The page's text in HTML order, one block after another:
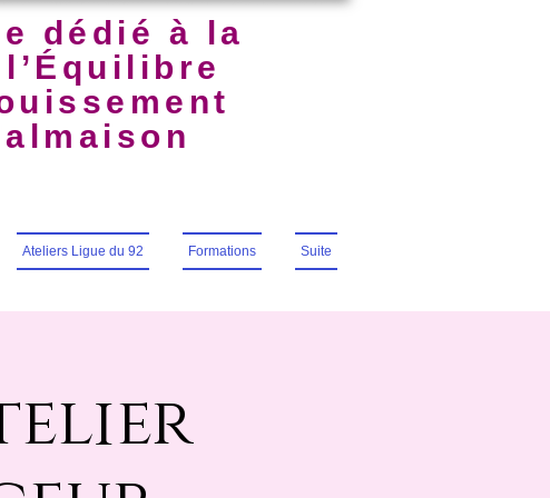
dédié à la
Ateliers Ligue du 92 Formations Suite